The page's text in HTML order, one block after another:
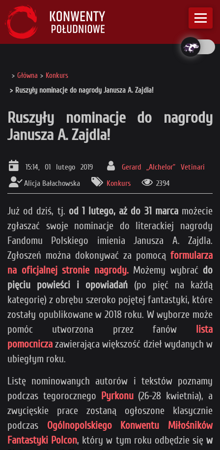
Główna
Konkurs
Ruszyły nominacje do nagrody Janusza A. Zajdla!
Ruszyły nominacje do nagrody
Janusza A. Zajdla!
15:14, 01 lutego 2019
Gerard „Alchelor” Vetinari
Alicja Bałachowska
Konkurs 2394
Już od dziś, tj. od 1 lutego, aż do 31 marcamożecie
zgłaszać swoje nominacje do literackiej nagrody
Fandomu Polskiego imienia Janusza A. Zajdla.
Zgłoszeń można dokonywać za pomocą formularza
na oficjalnej stronie nagrody.Możemy wybrać do
pięciu powieści i opowiadań (po pięć na każdą
kategorię) z obrębu szeroko pojętej fantastyki, które
zostały opublikowane w 2018 roku. W wyborze może
pomóc utworzona przez fanów lista
pomocnicza zawierająca większość dzieł wydanych w
ubiegłym roku.
Listę nominowanych autorów i tekstów poznamy
podczas tegorocznego Pyrkonu(26-28 kwietnia), a
zwycięskie prace zostaną ogłoszone klasycznie
podczas Ogólnopolskiego Konwentu Miłośników
Fantastyki Polcon, który w tym roku odbędzie się w